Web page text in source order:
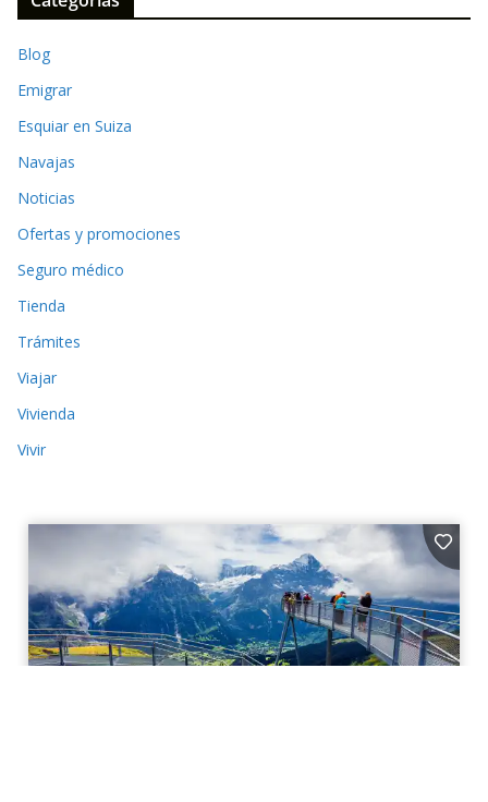
Blog
Emigrar
Esquiar en Suiza
Navajas
Noticias
Ofertas y promociones
Seguro médico
Tienda
Trámites
Viajar
Vivienda
Vivir